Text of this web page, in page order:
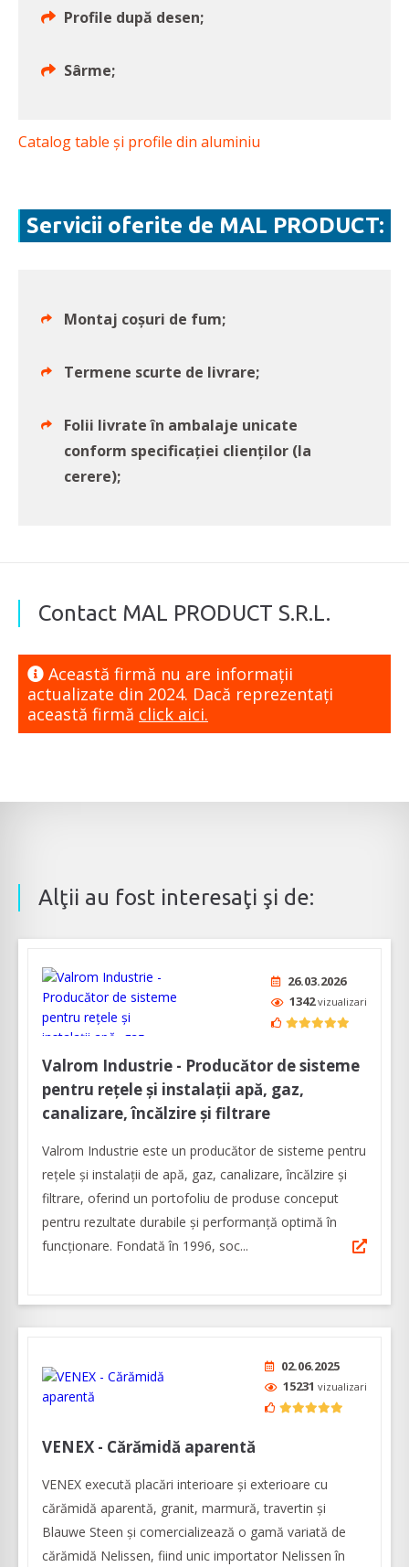
Profile după desen;
Sârme;
Catalog table și profile din aluminiu
Servicii oferite de MAL PRODUCT:
Montaj coșuri de fum;
Termene scurte de livrare;
Folii livrate în ambalaje unicate
conform specificației clienților (la
cerere);
Contact MAL PRODUCT S.R.L.
Această firmă nu are informaţii
actualizate din 2024. Dacă reprezentaţi
această firmă click aici.
Alţii au fost interesaţi şi de:
26.03.2026
1342vizualizari
Valrom Industrie - Producător de sisteme
pentru rețele și instalații apă, gaz,
canalizare, încălzire și filtrare
Valrom Industrie este un producător de sisteme pentru
rețele și instalații de apă, gaz, canalizare, încălzire și
filtrare, oferind un portofoliu de produse conceput
pentru rezultate durabile și performanță optimă în
funcționare. Fondată în 1996, soc...
02.06.2025
15231 vizualizari
VENEX - Cărămidă aparentă
VENEX execută placări interioare și exterioare cu
cărămidă aparentă, granit, marmură, travertin și
Blauwe Steen și comercializează o gamă variată de
cărămidă Nelissen, fiind unic importator Nelissen în